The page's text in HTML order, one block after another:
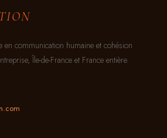
en communication humaine et cohésion
Île-de-France et France entière.